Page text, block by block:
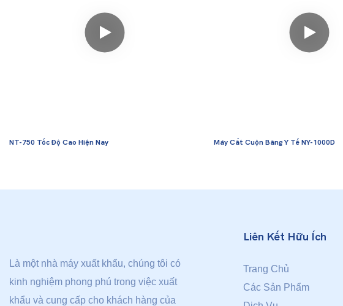
NT-750 Tốc Độ Cao Hiện Nay Máy Cắt Cuộn Băng Y Tế NY-1000D
Là một nhà máy xuất khẩu, chúng tôi có
kinh nghiệm phong phú trong việc xuất
khẩu và cung cấp cho khách hàng của
Liên Kết Hữu Ích
Trang Chủ
Các Sản Phẩm